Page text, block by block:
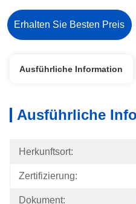
Erhalten Sie Besten Preis
Ausführliche Information
Ausführliche
Herkunftsort:
Zertifizierung:
Dokument: